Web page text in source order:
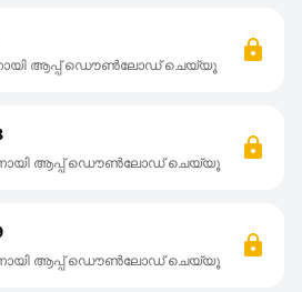
ആപ്പ് ഡൌൺലോഡ് ചെയ്യൂ
ആപ്പ് ഡൌൺലോഡ് ചെയ്യൂ
ആപ്പ് ഡൌൺലോഡ് ചെയ്യൂ